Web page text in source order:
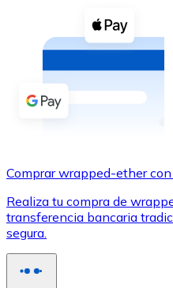
Compra
Comprar con efectivo
Transferencia SEPA
Utiliza tarjetas Visa y
Comprar con tarjeta
Tienda - Tarjetas regalo
Comprar wrapped-ether
Realiza tu compra de
transferencia bancaria
segura.